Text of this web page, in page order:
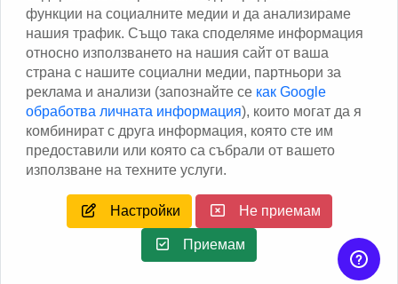
Изчисли доставката със Спиди
Facebook
функции на социалните медии и да анализираме
нашия трафик. Също така споделяме информация
относно използването на нашия сайт от ваша
страна с нашите социални медии, партньори за
реклама и анализи (запознайте се как Google
обработва личната информация), които могат да я
комбинират с друга информация, която сте им
предоставили или която са събрали от вашето
използване на техните услуги.
Настройки Не приемам
Приемам
Copyright © 2013 - 2026Дейтаком ООДAuthor
rights reserved.